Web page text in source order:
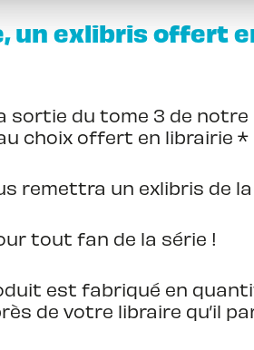
un exlibris offert
sortie du tome 3 de
choix offert en librairie *
remettra un exlibris de
tout fan de la série !
est fabriqué en
de votre libraire qu’il